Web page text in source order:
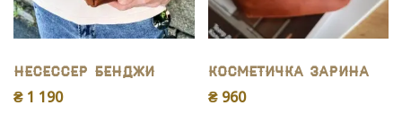
Несессер Бенджи
₴ 1 190
Косметичка Зарина
₴ 960